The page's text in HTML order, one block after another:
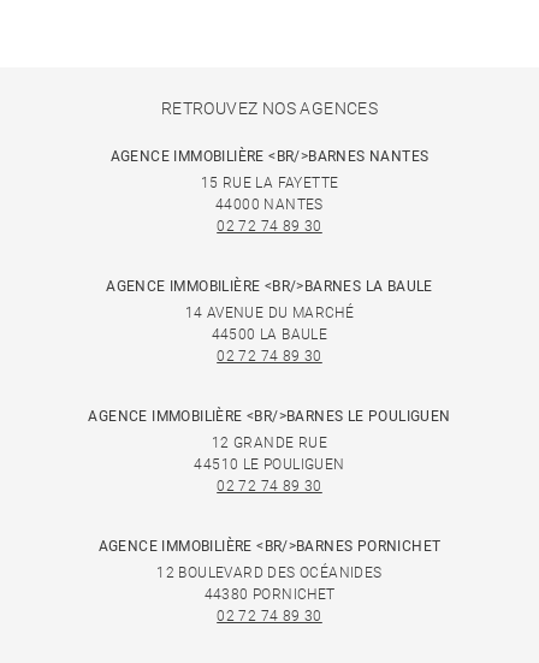
RETROUVEZ NOS AGENCES
AGENCE IMMOBILIÈRE <BR/>BARNES NANTES
15 RUE LA FAYETTE
44000 NANTES
02 72 74 89 30
AGENCE IMMOBILIÈRE <BR/>BARNES LA BAULE
14 AVENUE DU MARCHÉ
44500 LA BAULE
02 72 74 89 30
AGENCE IMMOBILIÈRE <BR/>BARNES LE POULIGUEN
12 GRANDE RUE
44510 LE POULIGUEN
02 72 74 89 30
AGENCE IMMOBILIÈRE <BR/>BARNES PORNICHET
12 BOULEVARD DES OCÉANIDES
44380 PORNICHET
02 72 74 89 30